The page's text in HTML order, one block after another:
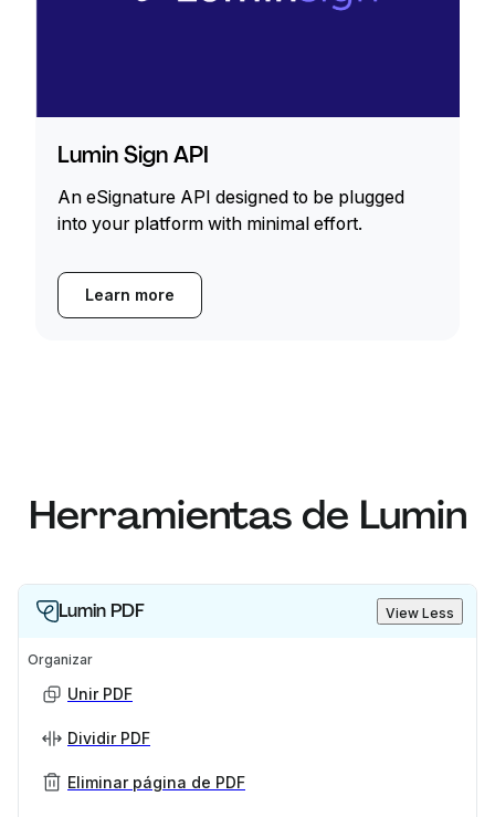
Lumin Sign API
An eSignature API designed to be plugged
into your platform with minimal effort.
Learn more
Herramientas de Lumin
Lumin PDF View Less
Organizar
Unir PDF
Dividir PDF
Eliminar página de PDF